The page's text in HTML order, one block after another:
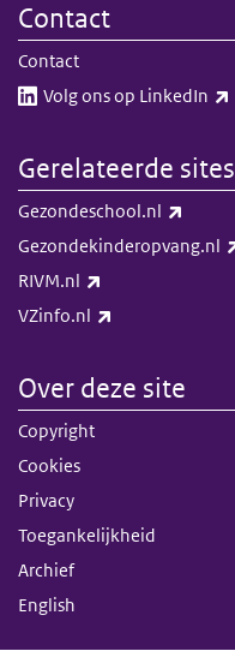
Contact
Contact
Volg ons op LinkedIn​​
Gerelateerde sites
Gezondeschool.nl
Gezondekinderopvang.nl
RIVM.nl
VZinfo.nl
Over deze site
Copyright
Cookies
Privacy
Toegankelijkheid
Archief
English